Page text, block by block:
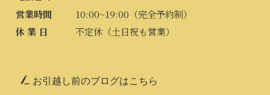
営業時間
10:00~19:00（完全予約制）
休 業 日
不定休（土日祝も営業）
お引越し前のブログはこちら